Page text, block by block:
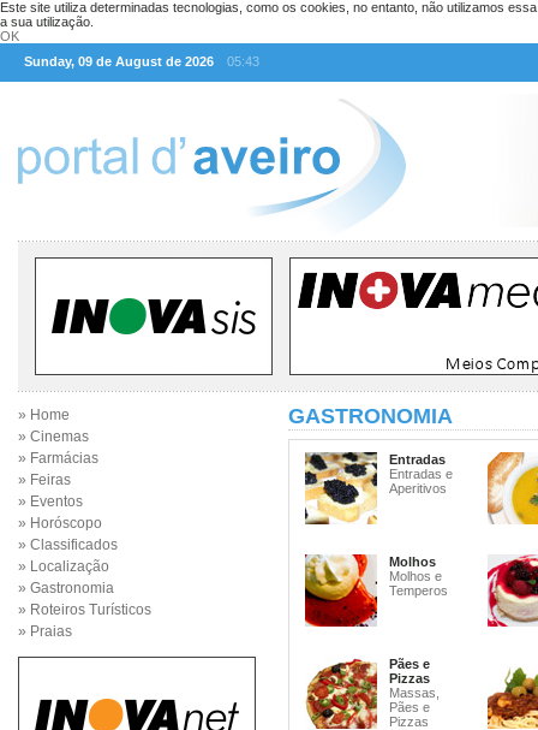
Este site utiliza determinadas tecnologias, como os cookies, no entanto, não utilizamos
a sua utilização.
OK
Sunday, 09 de August de 2026
05:43
» Home
» Cinemas
» Farmácias
» Feiras
» Eventos
» Horóscopo
» Classificados
» Localização
» Gastronomia
» Roteiros Turísticos
» Praias
GASTRONOMIA
Entradas
Entradas e
Aperitivos
Molhos
Molhos e
Temperos
Pães e
Pizzas
Massas,
Pães e
Pizzas